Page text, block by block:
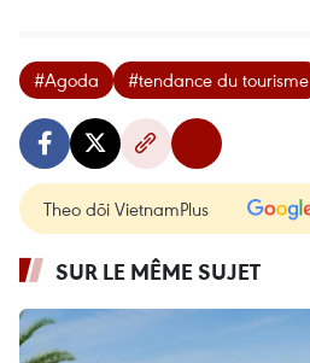
#Agoda #tendance du tourisme
Theo dõi VietnamPlus
SUR LE MÊME SUJET